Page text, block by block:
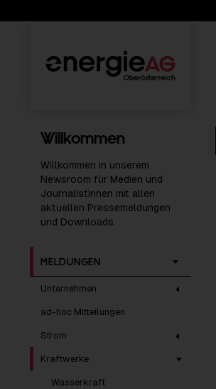
Willkommen
Willkommen in unserem
Newsroom für Medien und
JournalistInnen mit allen
aktuellen Pressemeldungen
und Downloads.
MELDUNGEN
Unternehmen
ad-hoc Mitteilungen
Strom
Kraftwerke
Wasserkraft